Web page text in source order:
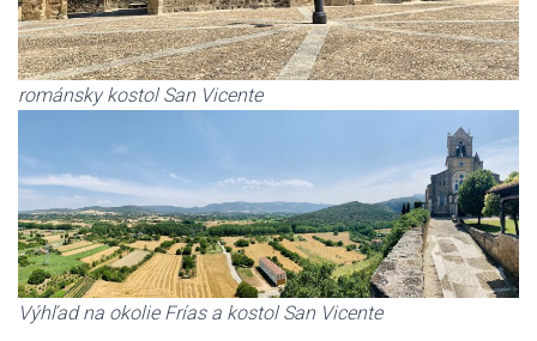
románsky kostol San Vicente
Výhľad na okolie Frías a kostol San Vicente